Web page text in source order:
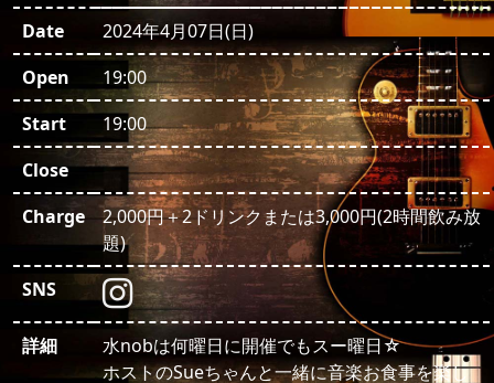
Date
2024年4月07日(日)
Open
19:00
Start
19:00
Close
Charge
2,000円＋2ドリンクまたは3,000円(2時間飲み放
題)
SNS
詳細
水nobは何曜日に開催でもスー曜日☆
ホストのSueちゃんと一緒に音楽お食事を楽し